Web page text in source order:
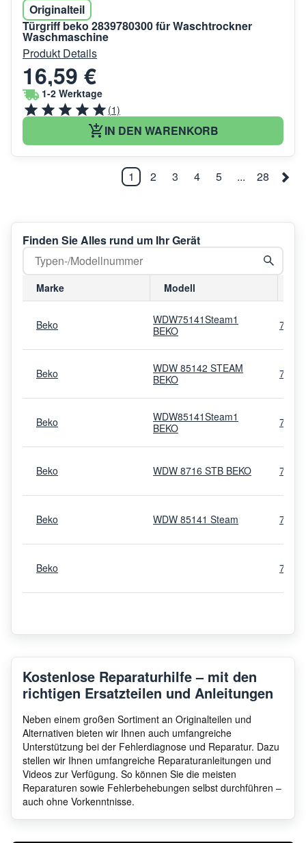
Originalteil
Türgriff beko 2839780300 für Waschtrockner
Waschmaschine
Produkt Details
16,59 €
1-2 Werktage
(1)
IN DEN WARENKORB
1 2 3 4 5 ... 28
Finden Sie Alles rund um Ihr Gerät
Marke Modell
Beko
WDW75141Steam1
BEKO
Beko
WDW 85142 STEAM
BEKO
Beko
WDW85141Steam1
BEKO
Beko WDW 8716 STB BEKO
Beko WDW 85141 Steam
Beko
WDA 96 H
Beko HTV8736XC1M BEKO
Kostenlose Reparaturhilfe – mit den
richtigen Ersatzteilen und Anleitungen
Neben einem großen Sortiment an Originalteilen und
Alternativen bieten wir Ihnen auch umfangreiche
Unterstützung bei der Fehlerdiagnose und Reparatur. Dazu
stellen wir Ihnen umfangreiche Reparaturanleitungen und
Videos zur Verfügung. So können Sie die meisten
Reparaturen sowie Fehlerbehebungen selbst durchführen –
auch ohne Vorkenntnisse.